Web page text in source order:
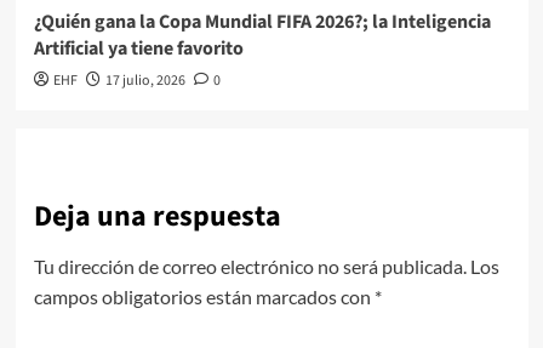
¿Quién gana la Copa Mundial FIFA 2026?; la Inteligencia
Artificial ya tiene favorito
EHF 17 julio, 2026 0
Deja una respuesta
Tu dirección de correo electrónico no será publicada. Los
campos obligatorios están marcados con *